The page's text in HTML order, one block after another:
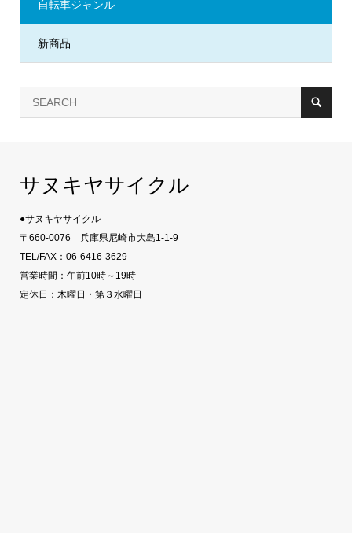
自転車ジャンル
新商品
サヌキヤサイクル
●サヌキヤサイクル
〒660-0076 兵庫県尼崎市大島1-1-9
TEL/FAX：06-6416-3629
営業時間：午前10時～19時
定休日：木曜日・第３水曜日